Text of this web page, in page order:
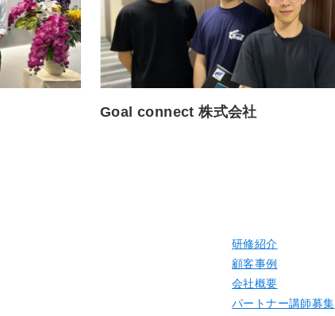
Goal connect 株式会社
研修紹介
顧客事例
会社概要
パートナー講師募集